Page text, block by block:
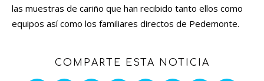
las muestras de cariño que han recibido tanto ellos como
equipos así como los familiares directos de Pedemonte.
COMPARTE ESTA NOTICIA